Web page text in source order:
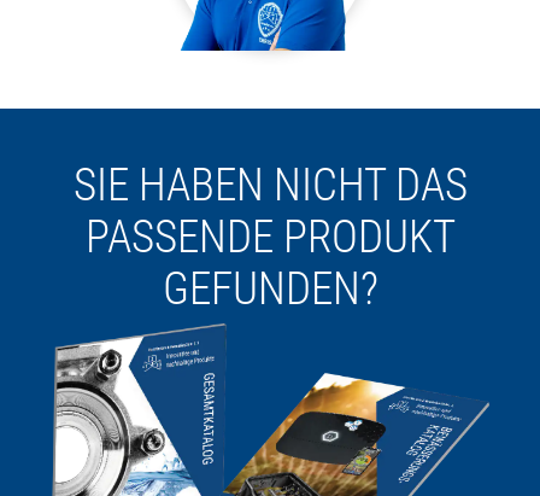
SIE HABEN NICHT DAS
PASSENDE PRODUKT
GEFUNDEN?